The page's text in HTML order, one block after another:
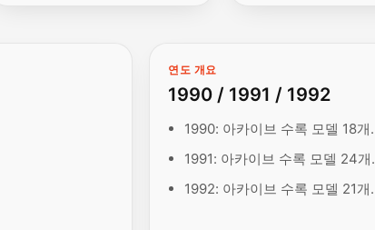
연도 개요
1990 / 1991 / 1992
1990: 아카이브 수록 모델 18개.
1991: 아카이브 수록 모델 24개.
1992: 아카이브 수록 모델 21개.